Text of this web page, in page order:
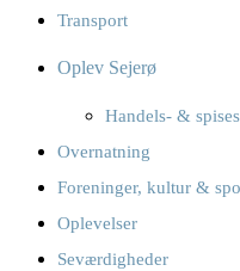
Transport
Oplev Sejerø
Handels- &
Overnatning
Foreninger, kultur &
Oplevelser
Seværdigheder